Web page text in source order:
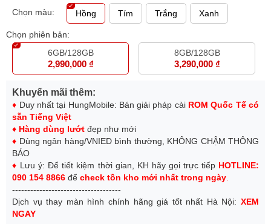
Chọn màu: Hồng Tím Trắng Xanh
Chọn phiên bản:
6GB/128GB
2,990,000 ₫
8GB/128GB
3,290,000 ₫
Khuyến mãi thêm:
♦ Duy nhất tại HungMobile: Bán giải pháp cài ROM Quốc Tế có
sẵn Tiếng Việt
♦ Hàng dùng lướt đẹp như mới
♦ Dùng ngân hàng/VNIED bình thường, KHÔNG CHẬM THÔNG
BÁO
♦ Lưu ý: Để tiết kiệm thời gian, KH hãy gọi trực tiếp HOTLINE:
090 154 8866 để check tồn kho mới nhất trong ngày
------------------------------------
Dịch vụ thay màn hình chính hãng giá tốt nhất Hà Nội: XEM
NGAY